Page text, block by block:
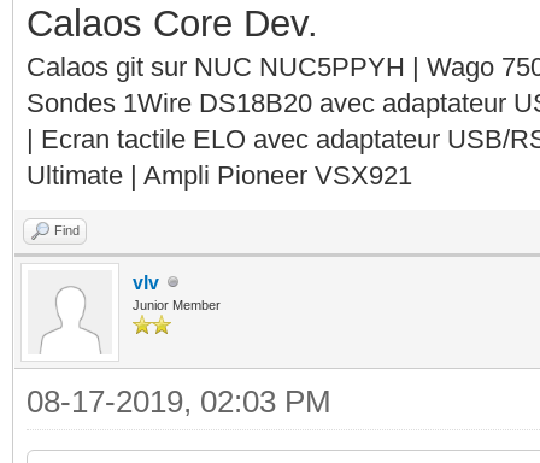
Calaos Core Dev.
Calaos git sur NUC NUC5PPYH | Wago
Sondes 1Wire DS18B20 avec adaptateur
| Ecran tactile ELO avec adaptateur USB/
Ultimate | Ampli Pioneer VSX921
Find
vlv
Junior Member
08-17-2019, 02:03 PM